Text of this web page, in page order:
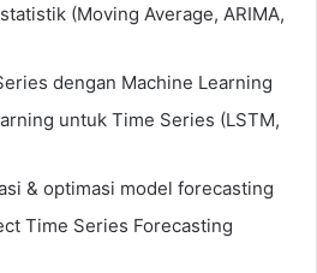
(Moving Average, ARIMA,
dengan Machine Learning
untuk Time Series (LSTM,
& optimasi model forecasting
Time Series Forecasting